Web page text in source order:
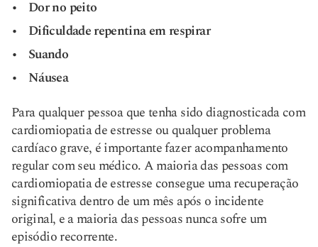
Dor no peito
Dificuldade repentina em respirar
Suando
Náusea
Para qualquer pessoa que tenha sido diagnosticada com
cardiomiopatia de estresse ou qualquer problema
cardíaco grave, é importante fazer acompanhamento
regular com seu médico. A maioria das pessoas com
cardiomiopatia de estresse consegue uma recuperação
significativa dentro de um mês após o incidente
original, e a maioria das pessoas nunca sofre um
episódio recorrente.